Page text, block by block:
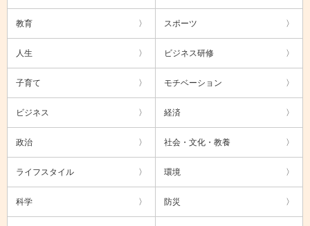
教育 スポーツ
人生 ビジネス研修
子育て モチベーション
ビジネス 経済
政治 社会・文化・教養
ライフスタイル 環境
科学 防災